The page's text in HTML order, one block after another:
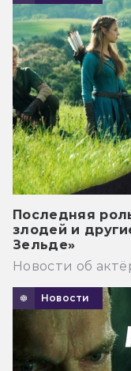
Последняя
злодей и
Зельде»
Новости об
Новости